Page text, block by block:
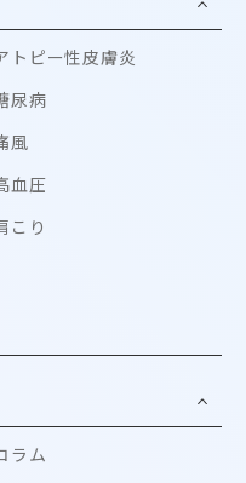
トピー性皮膚炎
尿病
風
血圧
こり
ラム